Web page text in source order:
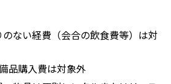
ない経費（会合の飲食費等）は対
品購入費は対象外